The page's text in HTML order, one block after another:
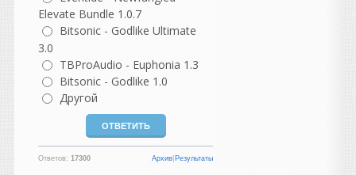
в свойствах не помогает..
Странно..
написал 06.08.2026 в22:54
Библиотека необходима.
Странно что кейген
перестал запускаться
когда от админа
нажимаешь.. Чудеса прям
Elevate Bundle 1.0.7
Bitsonic - Godlike Ultimate
3.0
TBProAudio - Euphonia 1.3
Bitsonic - Godlike 1.0
Другой
Ответов: 17300 Результаты
Архив